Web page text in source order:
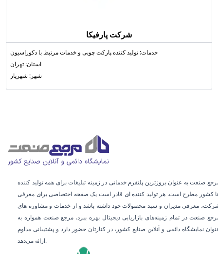
شرکت پارفیکا
خدمات: تولید کننده پارکت چوبی و خدمات مرتبط با دکوراسیون
استان: تهران
شهر: شهریار
صنعت به عنوان بروزترین پلتفرم خدماتی در زمینه تبلیغات برای همه تولید کننده
کشور مطرح است. هر تولید کننده ای قادر است یک صفحه اختصاصی برای معرفی
معرفی مدیران و سبد محصولات خود داشته باشد و از خدمات و مشاوره‌ های
صنعت در تمام زمینه‌های بازاریابی دیجیتال بهره ببرد. مرجع صنعت همواره به
نمایشگاه دائمی و آنلاین صنایع کشور، در کنارتان حضور دارد و پشتیبانی مداوم
ارائه می‌دهد.